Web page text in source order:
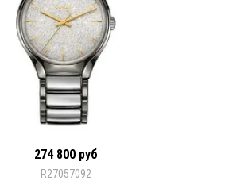
274 800 руб
R27057092